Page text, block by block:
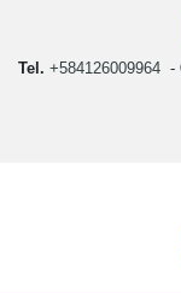
Tel. +584126009964 -